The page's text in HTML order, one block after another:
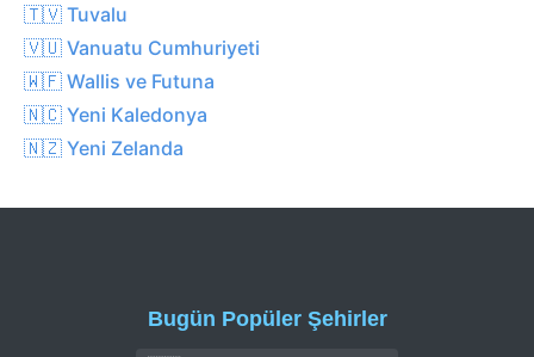
🇹🇻 Tuvalu
🇻🇺 Vanuatu Cumhuriyeti
🇼🇫 Wallis ve Futuna
🇳🇨 Yeni Kaledonya
🇳🇿 Yeni Zelanda
Bugün Popüler Şehirler